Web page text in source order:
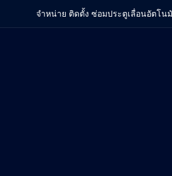
จำหน่าย ติดตั้ง ซ่อมประตูเลื่อนอัตโน